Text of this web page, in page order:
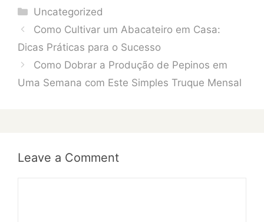
Categories
Uncategorized
Como Cultivar um Abacateiro em Casa:
Dicas Práticas para o Sucesso
Como Dobrar a Produção de Pepinos em
Uma Semana com Este Simples Truque Mensal
Leave a Comment